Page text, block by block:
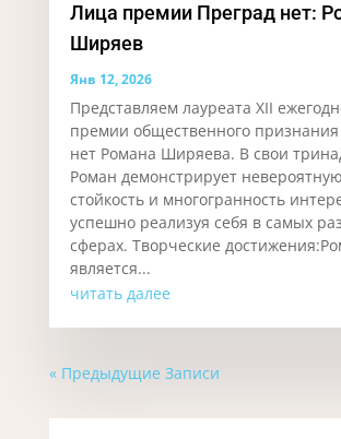
Лица премии Преград нет:
Ширяев
Янв 12, 2026
Представляем лауреата XII
премии общественного
нет Романа Ширяева. В свои
Роман демонстрирует невероятную
стойкость и многогранность
успешно реализуя себя в самых
сферах. Творческие
является...
читать далее
« Предыдущие Записи